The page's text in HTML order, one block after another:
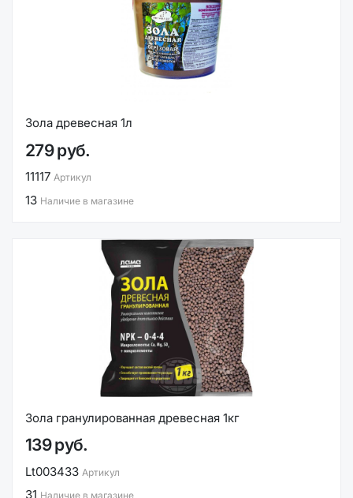
Зола древесная 1л
279 руб.
11117 Артикул
13 Наличие в магазине
Зола гранулированная древесная 1кг
139 руб.
Lt003433 Артикул
31 Наличие в магазине